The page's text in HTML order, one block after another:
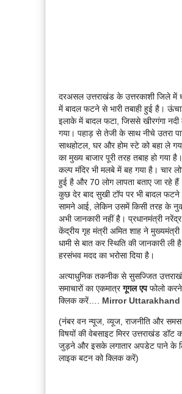
दरअसल उत्तराखंड के उत्तरकाशी जिले में
में बादल फटने से भारी तबाही हुई है।
इलाके में बादल फटा, जिससे खीरगंगा
गया। पहाड़ से तेजी के साथ नीचे उतरा
साथहोटल, घर और होम स्टे को बहा ले
का मुख्य बाजार पूरी तरह तबाह हो गया
कल्प मंदिर भी मलबे में बह गया है। चार
हुई है और 70 लोग लापता बताए जा रहे
कुछ देर बाद सुखी टॉप पर भी बादल फटने
सामने आई, लेकिन उसमें किसी तरह के
अभी जानकारी नहीं है। प्रधानमंत्री
केंद्रीय गृह मंत्री अमित शाह ने मुख्यमंत्री
धामी से बात कर स्थिति की जानकारी ली
हरसंभव मदद का भरोसा दिया है।
अत्याधुनिक तकनीक से सुसज्जित
समाचारों का एकमात्रगूगल एपफोलो
क्लिक करें…. Mirror Uttarakhand
(नंबर वन न्यूज, व्यूज, राजनीति और
विषयों की वेबसाइट मिरर उत्तराखंड डॉट
जुड़ने और इसके लगातार अपडेट पाने के
लाइक बटन को क्लिक करें)